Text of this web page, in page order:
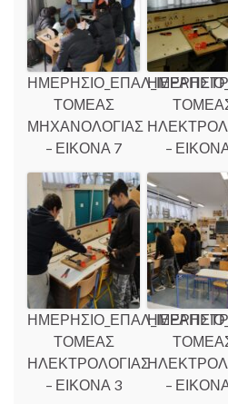
ΤΟΜΕΑΣ
ΜΗΧΑΝΟΛΟΓΙΑΣ
– ΕΙΚΟΝΑ 7
–
ΤΟΜΕΑΣ
ΗΛΕΚΤΡΟΛΟΓΙΑΣ
– ΕΙΚΟΝΑ 3
–